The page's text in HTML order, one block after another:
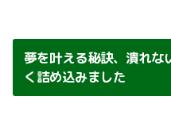
夢を叶える秘訣、潰れな
く詰め込みました